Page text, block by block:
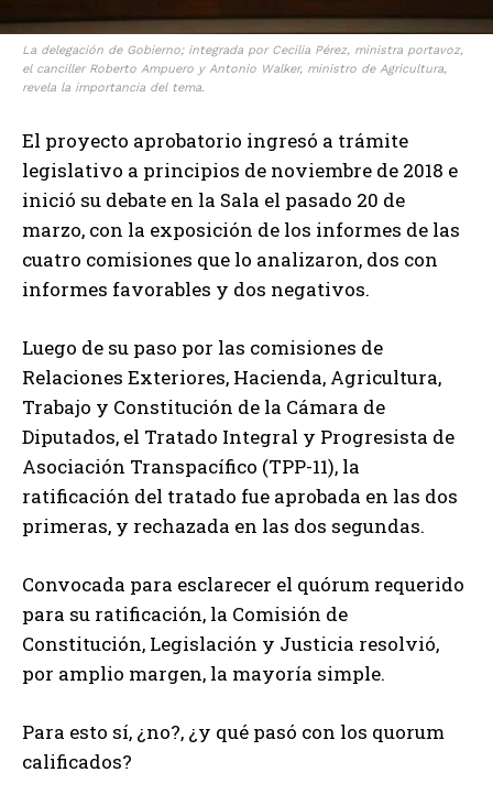
La delegación de Gobierno; integrada por Cecilia Pérez, ministra portavoz,
el canciller Roberto Ampuero y Antonio Walker, ministro de Agricultura,
revela la importancia del tema.
El proyecto aprobatorio ingresó a trámite
legislativo a principios de noviembre de 2018 e
inició su debate en la Sala el pasado 20 de
marzo, con la exposición de los informes de las
cuatro comisiones que lo analizaron, dos con
informes favorables y dos negativos.
Luego de su paso por las comisiones de
Relaciones Exteriores, Hacienda, Agricultura,
Trabajo y Constitución de la Cámara de
Diputados, el Tratado Integral y Progresista de
Asociación Transpacífico (TPP-11), la
ratificación del tratado fue aprobada en las dos
primeras, y rechazada en las dos segundas.
Convocada para esclarecer el quórum requerido
para su ratificación, la Comisión de
Constitución, Legislación y Justicia resolvió,
por amplio margen, la mayoría simple.
Para esto sí, ¿no?, ¿y qué pasó con los quorum
calificados?